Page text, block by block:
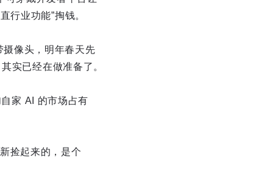
行业功能”掏钱。
像头，明年春天先
实已经在做准备了。
家 AI 的市场占有
捡起来的，是个